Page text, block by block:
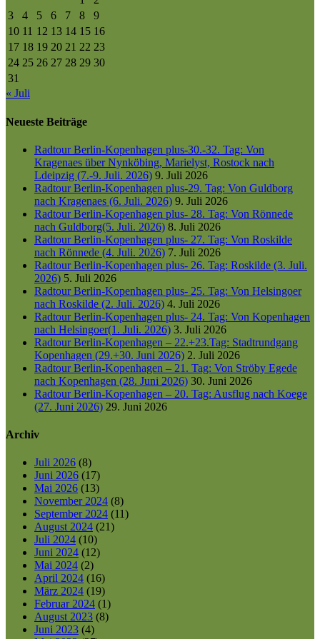
3
4 5 6 7 8
9
10 11 12 13 14 15 16
17 18 19 20 21 22 23
24 25 26 27 28 29 30
31
« Juli
Neueste Beiträge
Radtour Berlin-Kopenhagen plus-30.-32. Tag: Von
Kragenaes über Nynköbing, Marielyst, Rostock nach
Ldeipzig (7.-9. Juli. 2026) 9. Juli 2026
Radtour Berlin-Kopenhagen plus-29. Tag: Von Guldborg
nach Kragenaes (6. Juli. 2026) 9. Juli 2026
Radtour Berlin-Kopenhagen plus- 28. Tag: Von Rönnede
nach Guldborg(5. Juli. 2026) 8. Juli 2026
Radtour Berlin-Kopenhagen plus- 27. Tag: Von Roskilde
nach Rönnede (4. Juli. 2026) 7. Juli 2026
Radtour Berlin-Kopenhagen plus- 26. Tag: Roskilde (3. Juli.
2026) 5. Juli 2026
Radtour Berlin-Kopenhagen plus- 25. Tag: Von Helsingoer
nach Roskilde (2. Juli. 2026) 4. Juli 2026
Radtour Berlin-Kopenhagen plus- 24. Tag: Von Kopenhagen
nach Helsingoer(1. Juli. 2026) 3. Juli 2026
Radtour Berlin-Kopenhagen – 22.+23.Tag: Stadtrundgang
Kopenhagen (29.+30. Juni 2026) 2. Juli 2026
Radtour Berlin-Kopenhagen – 21. Tag: Von Ströby Egede
nach Kopenhagen (28. Juni 2026) 30. Juni 2026
Radtour Berlin-Kopenhagen – 20. Tag: Ausflug nach Koege
(27. Juni 2026) 29. Juni 2026
Archiv
Juli 2026 (8)
Juni 2026 (17)
Mai 2026 (13)
November 2024 (8)
September 2024 (11)
August 2024 (21)
Juli 2024 (10)
Juni 2024 (12)
Mai 2024 (2)
April 2024 (16)
März 2024 (19)
Februar 2024 (1)
August 2023 (8)
Juni 2023 (4)